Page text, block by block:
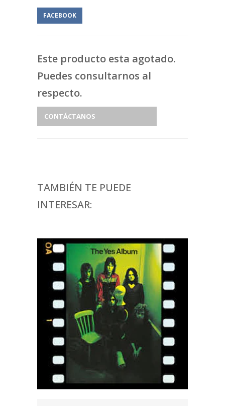
FACEBOOK
Este producto esta agotado.
Puedes consultarnos al
respecto.
CONTÁCTANOS
TAMBIÉN TE PUEDE
INTERESAR: